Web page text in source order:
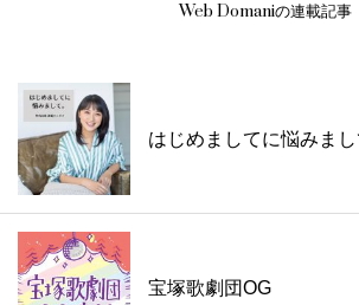
Web Domaniの連載記事
はじめましてに悩みまし
宝塚歌劇団OG